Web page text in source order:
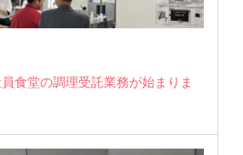
食堂の調理受託業務が始まりま